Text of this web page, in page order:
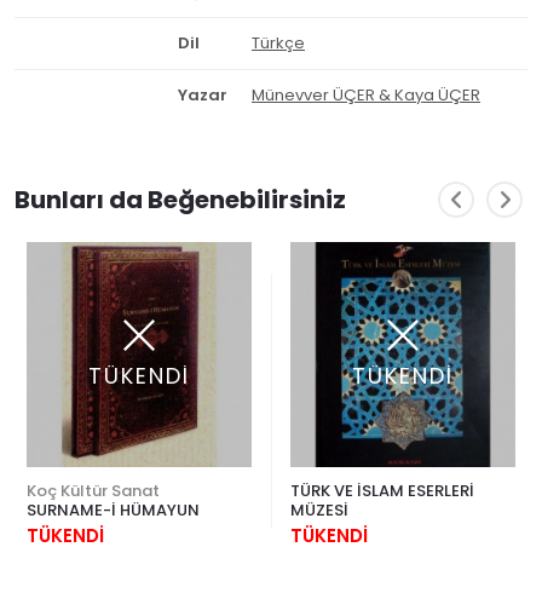
Dil Türkçe
Yazar Münevver ÜÇER & Kaya ÜÇER
Bunları da Beğenebilirsiniz
TÜKENDİ
Koç Kültür Sanat
SURNAME-İ HÜMAYUN
TÜKENDİ
TÜKENDİ
TÜRK VE İSLAM ESERLERİ
MÜZESİ
TÜKENDİ